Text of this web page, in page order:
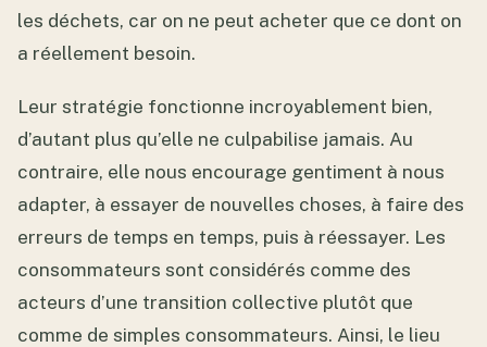
les déchets, car on ne peut acheter que ce dont on
a réellement besoin.
Leur stratégie fonctionne incroyablement bien,
d’autant plus qu’elle ne culpabilise jamais. Au
contraire, elle nous encourage gentiment à nous
adapter, à essayer de nouvelles choses, à faire des
erreurs de temps en temps, puis à réessayer. Les
consommateurs sont considérés comme des
acteurs d’une transition collective plutôt que
comme de simples consommateurs. Ainsi, le lieu